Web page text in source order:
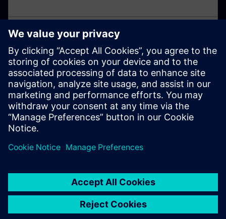
Digital transformation u
industriji hrane i pića
Saznajte više o digitalnoj transformaciji u industriji
hrane i pića.